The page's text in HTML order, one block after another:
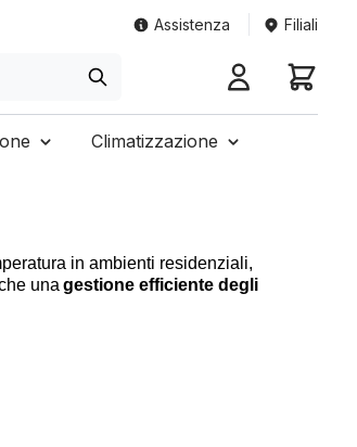
Assistenza Filiali
Climatizzazione
in ambienti residenziali,
una gestione efficiente degli